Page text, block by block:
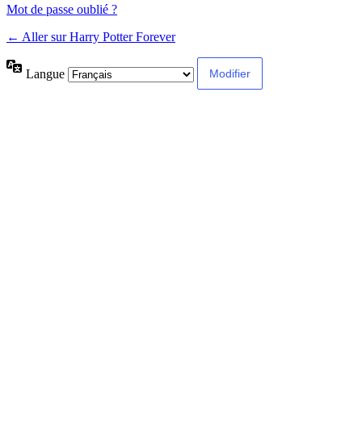
Mot de passe oublié ?
← Aller sur Harry Potter Forever
Langue